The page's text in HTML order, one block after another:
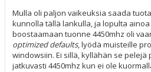
Mulla oli paljon vaikeuksia saada
kunnolla tällä lankulla, ja lopulta
boostaamaan tuonne 4450mhz oli
optimized defaults, lyödä muisteille
windowsiin. Ei sillä, kyllähän se
jatkuvasti 4450mhz kun ei ole